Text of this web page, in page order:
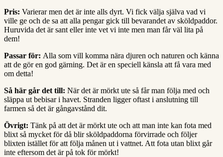
Pris: Varierar men det är inte alls dyrt. Vi fick välja själva vad vi
ville ge och de sa att alla pengar gick till bevarandet av sköldpaddor.
Huruvida det är sant eller inte vet vi inte men man får väl lita på
dem!
Passar för: Alla som vill komma nära djuren och naturen och känna
att de gör en god gärning. Det är en speciell känsla att få vara med
om detta!
Så här går det till: När det är mörkt ute så får man följa med och
släppa ut bebisar i havet. Stranden ligger oftast i anslutning till
farmen så det är gångavstånd dit.
Övrigt: Tänk på att det är mörkt ute och att man inte kan fota med
blixt så mycket för då blir sköldpaddorna förvirrade och följer
blixten istället för att följa månen ut i vattnet. Att fota utan blixt går
inte eftersom det är på tok för mörkt!